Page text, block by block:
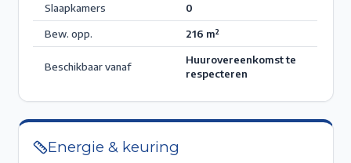
Slaapkamers
0
Bew. opp.
216 m²
Beschikbaar vanaf
Huurovereenkomst te
respecteren
Energie & keuring